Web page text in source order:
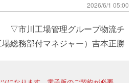
2026/6/1 05:00
▽市川工場管理グループ物流チ
総務部付マネジャー）吉本正勝